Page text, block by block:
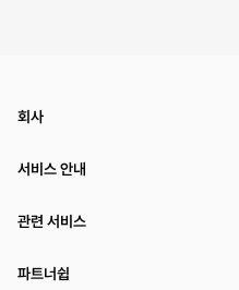
회사
서비스 안내
관련 서비스
파트너쉽